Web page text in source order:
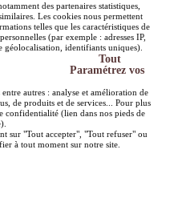
des partenaires statistiques,
Les cookies nous permettent
telles que les caractéristiques de
(par exemple : adresses IP,
géolocalisation, identifiants uniques).
Tout
Paramétrez vos
autres : analyse et amélioration de
de produits et de services... Pour plus
(lien dans nos pieds de
sur "Tout accepter", "Tout refuser" ou
à tout moment sur notre site.